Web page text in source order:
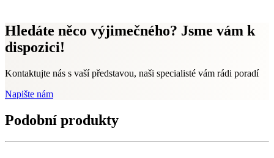
Hledáte něco výjimečného? Jsme vám k
dispozici!
Kontaktujte nás s vaší představou, naši specialisté vám rádi poradí
Napište nám
Podobní produkty